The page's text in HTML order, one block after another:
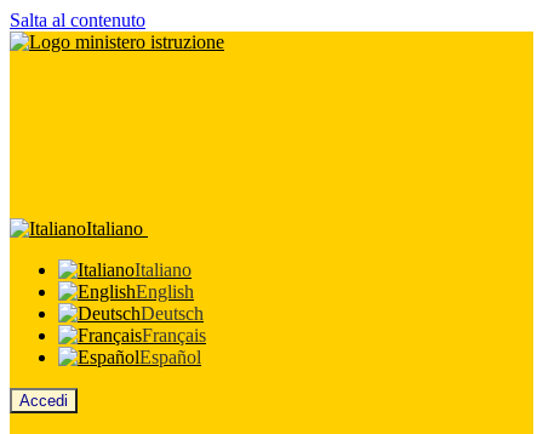
Salta al contenuto
Italiano
Italiano
English
Deutsch
Français
Español
Accedi